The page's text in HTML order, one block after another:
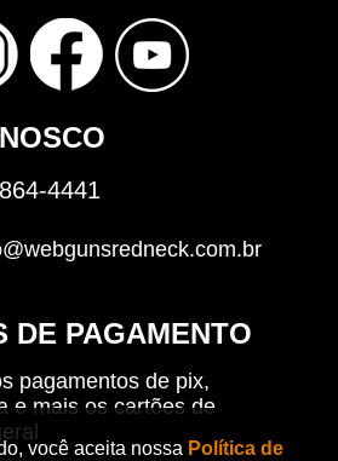
você aceita nossa Política de
4441
DE PAGAMENTO
pagamentos de pix,
e mais os cartões de